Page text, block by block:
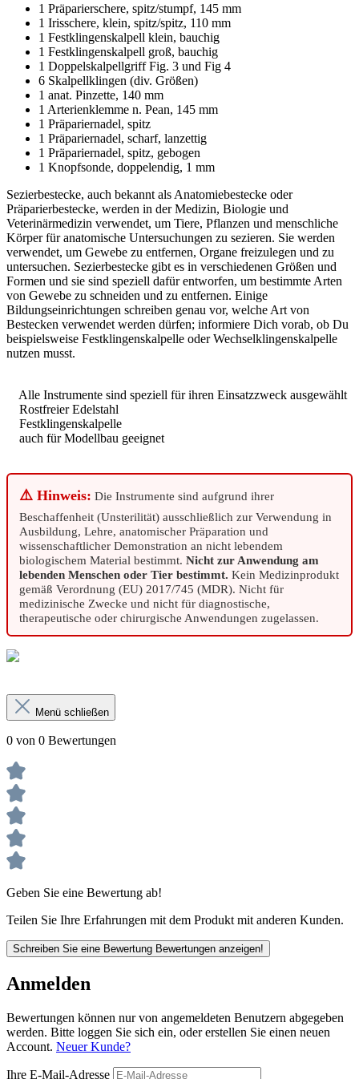
1 Präparierschere, spitz/stumpf, 145 mm
1 Irisschere, klein, spitz/spitz, 110 mm
1 Festklingenskalpell klein, bauchig
1 Festklingenskalpell groß, bauchig
1 Doppelskalpellgriff Fig. 3 und Fig 4
6 Skalpellklingen (div. Größen)
1 anat. Pinzette, 140 mm
1 Arterienklemme n. Pean, 145 mm
1 Präpariernadel, spitz
1 Präpariernadel, scharf, lanzettig
1 Präpariernadel, spitz, gebogen
1 Knopfsonde, doppelendig, 1 mm
Sezierbestecke, auch bekannt als Anatomiebestecke oder
Präparierbestecke, werden in der Medizin, Biologie und
Veterinärmedizin verwendet, um Tiere, Pflanzen und menschliche
Körper für anatomische Untersuchungen zu sezieren. Sie werden
verwendet, um Gewebe zu entfernen, Organe freizulegen und zu
untersuchen. Sezierbestecke gibt es in verschiedenen Größen und
Formen und sie sind speziell dafür entworfen, um bestimmte Arten
von Gewebe zu schneiden und zu entfernen. Einige
Bildungseinrichtungen schreiben genau vor, welche Art von
Bestecken verwendet werden dürfen; informiere Dich vorab, ob Du
beispielsweise Festklingenskalpelle oder Wechselklingenskalpelle
nutzen musst.
Alle Instrumente sind speziell für ihren Einsatzzweck ausgewählt
Rostfreier Edelstahl
Festklingenskalpelle
auch für Modellbau geeignet
⚠️ Hinweis: Die Instrumente sind aufgrund ihrer
Beschaffenheit (Unsterilität) ausschließlich zur Verwendung in
Ausbildung, Lehre, anatomischer Präparation und
wissenschaftlicher Demonstration an nicht lebendem
biologischem Material bestimmt. Nicht zur Anwendung am
lebenden Menschen oder Tier bestimmt. Kein Medizinprodukt
gemäß Verordnung (EU) 2017/745 (MDR). Nicht für
medizinische Zwecke und nicht für diagnostische,
therapeutische oder chirurgische Anwendungen zugelassen.
Menü schließen
0 von 0 Bewertungen
Geben Sie eine Bewertung ab!
Teilen Sie Ihre Erfahrungen mit dem Produkt mit anderen Kunden.
Schreiben Sie eine Bewertung Bewertungen anzeigen!
Anmelden
Bewertungen können nur von angemeldeten Benutzern abgegeben
werden. Bitte loggen Sie sich ein, oder erstellen Sie einen neuen
Account. Neuer Kunde?
Ihre E-Mail-Adresse